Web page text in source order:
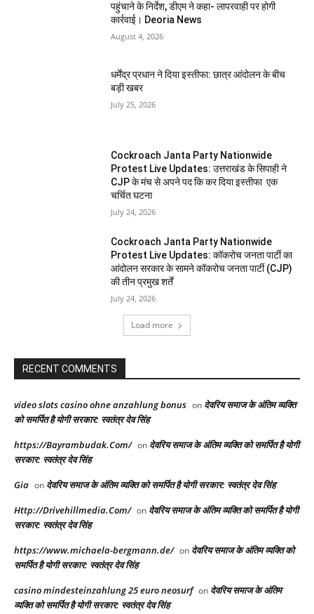
पहुंचाने के निर्देश, डीएम ने कहा- लापरवाही पर होगी
कार्रवाई। Deoria News
August 4, 2026
धर्मेंद्र प्रधान ने दिया इस्तीफा: छात्र आंदोलन के बीच
बड़ी खबर
July 25, 2026
Cockroach Janta Party Nationwide
Protest Live Updates: उत्तराखंड के सिपाही ने
CJP के मंच से अपने पद कि कर दिया इस्तीफा एक
चर्चित घटना
July 24, 2026
Cockroach Janta Party Nationwide
Protest Live Updates: कॉकरोच जनता पार्टी का
आंदोलन सरकार के सामने कॉकरोच जनता पार्टी (CJP)
की तीन प्रमुख शर्तें
July 24, 2026
Load more
RECENT COMMENTS
video slots casino ohne anzahlung bonus on देवरिय समाज के अंतिम व्यक्ति
को समर्पित है योगी सरकार: स्वतंत्र देव सिंह
https://Bayrambudak.Com/ on देवरिय समाज के अंतिम व्यक्ति को समर्पित है योगी
सरकार: स्वतंत्र देव सिंह
Gia on देवरिय समाज के अंतिम व्यक्ति को समर्पित है योगी सरकार: स्वतंत्र देव सिंह
Http://Drivehillmedia.Com/ on देवरिय समाज के अंतिम व्यक्ति को समर्पित है योगी
सरकार: स्वतंत्र देव सिंह
https://www.michaela-bergmann.de/ on देवरिय समाज के अंतिम व्यक्ति को
समर्पित है योगी सरकार: स्वतंत्र देव सिंह
casino mindesteinzahlung 25 euro neosurf on देवरिय समाज के अंतिम
व्यक्ति को समर्पित है योगी सरकार: स्वतंत्र देव सिंह